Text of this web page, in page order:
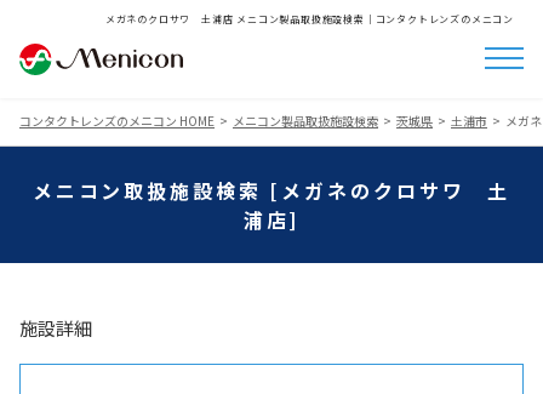
メガネのクロサワ 土浦店 メニコン製品取扱施設検索│コンタクトレンズのメニコン
コンタクトレンズのメニコン HOME メニコン製品取扱施設検索 茨城県 土浦市 メガ
メニコン取扱施設検索 [メガネのクロサワ 土
浦店]
施設詳細